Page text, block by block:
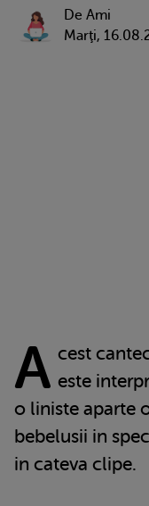
De Ami
Marţi,
A cest
este
o liniste aparte
bebelusii in
in cateva clipe.